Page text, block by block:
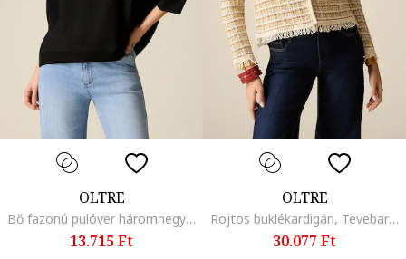
OLTRE
Bő fazonú pulóver háromnegyedes ujjakkal, Fekete
13.715 Ft
OLTRE
Rojtos buklékardigán, Tevebarna
30.077 Ft